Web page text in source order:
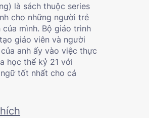
là sách thuộc series
cho những người trẻ
mình. Bộ giáo trình
giáo viên và người
anh ấy vào việc thực
học thế kỷ 21 với
tốt nhất cho cá